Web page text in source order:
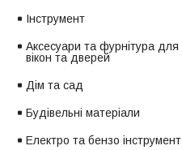
Інструмент
Аксесуари та фурнітура для
вікон та дверей
Дім та сад
Будівельні матеріали
Електро та бензо інструмент